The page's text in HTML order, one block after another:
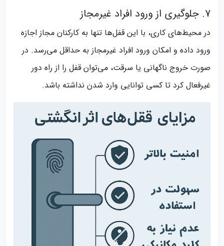
7. جلوگیری از ورود افراد غیرمجاز
در محیط‌های کاری، با این قفل‌ها تنها به کارکنان مجاز اجازه
ورود داده و امکان ورود افراد غیرمجاز به حداقل می‌رسد. در
صورت خروج ناگهانی یا سرقت، می‌توان قفل را از راه دور
غیرفعال کرد تا کسی توانایی وارد شدن نداشته باشد.